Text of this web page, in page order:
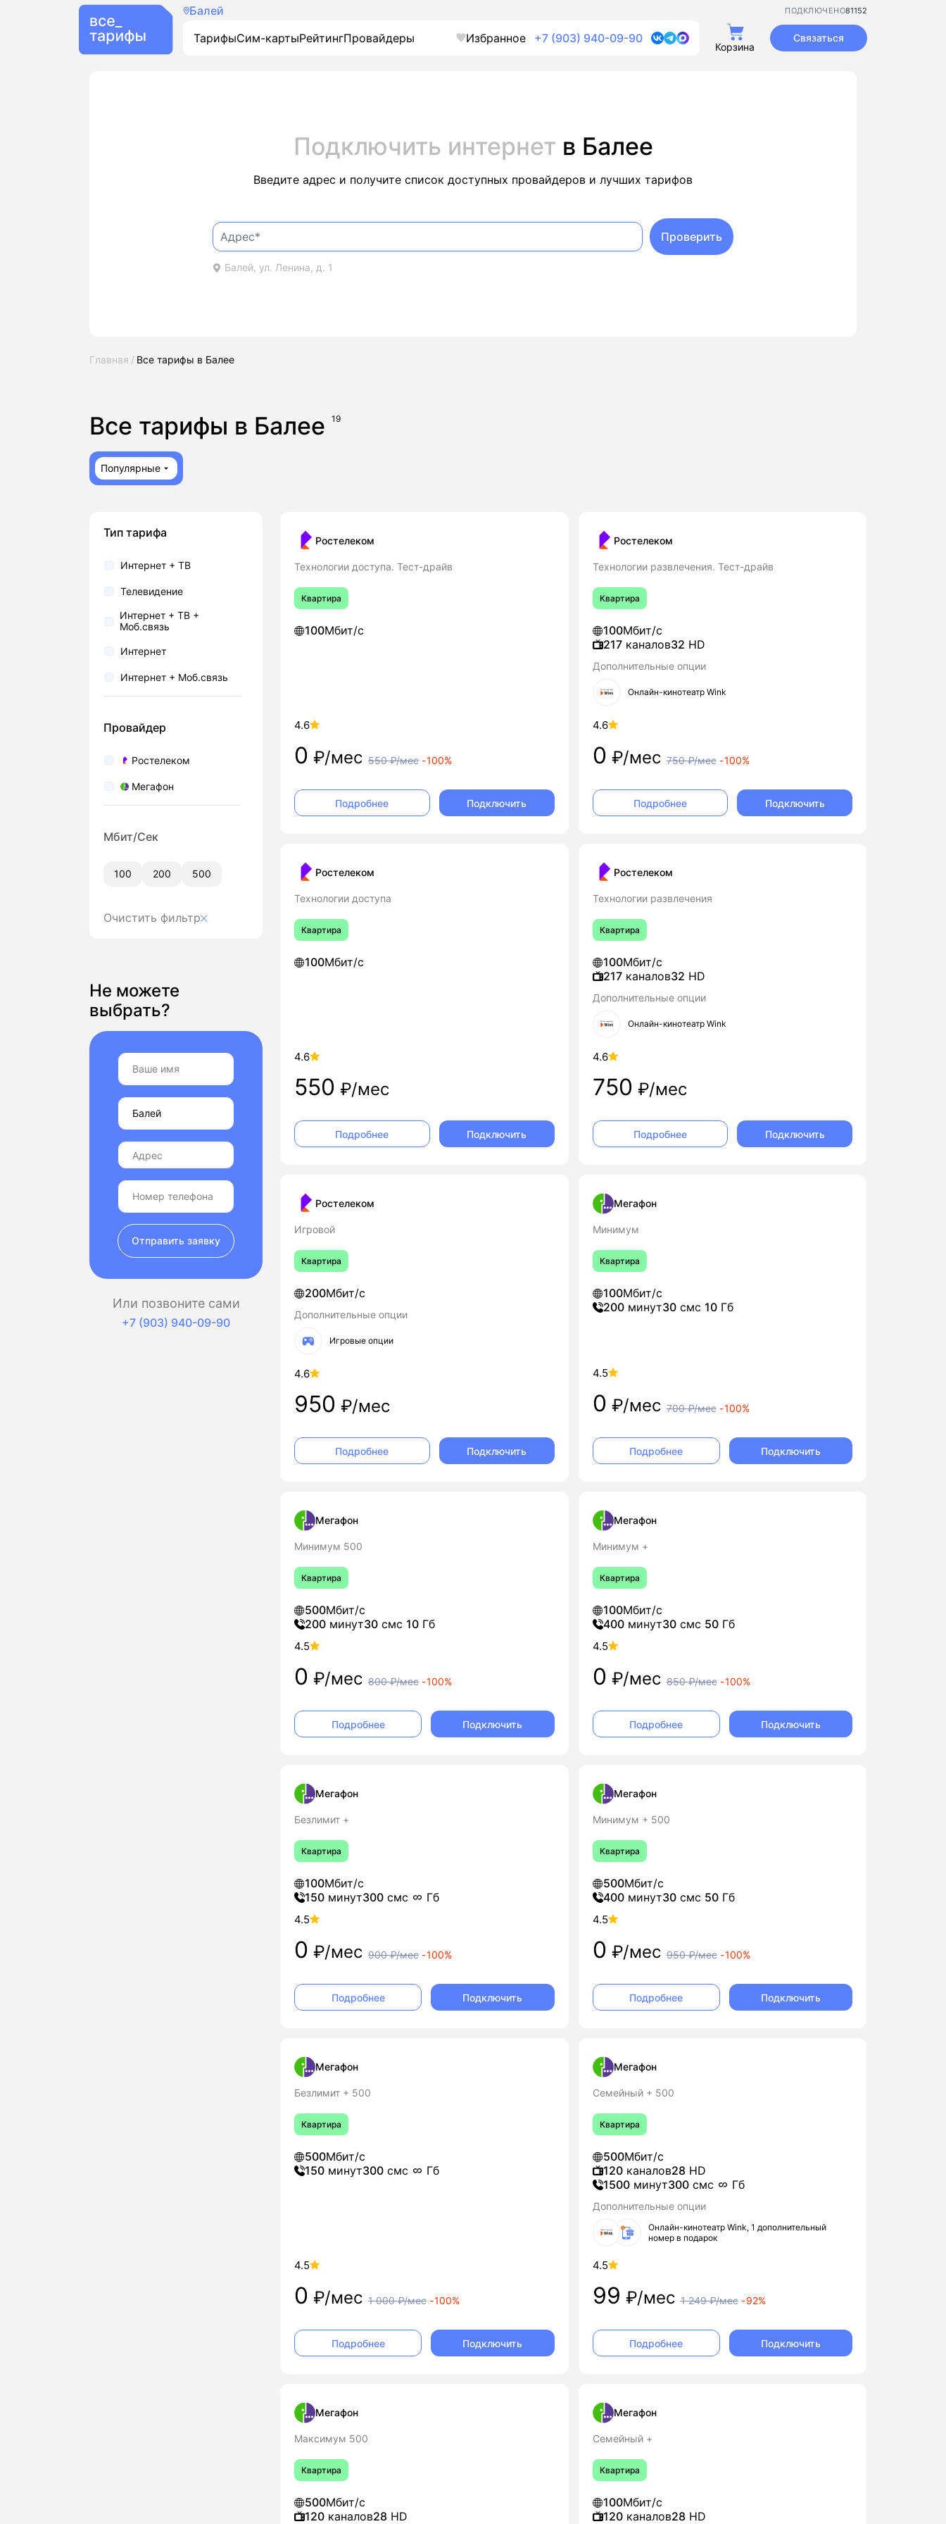
Балей 81152
ПОДКЛЮЧЕНО
ТарифыСим-картыРейтингПровайдеры Избранное +7 (903) 940-09-90
Корзина
Связаться
Подключить интернет в Балее
Введите адрес и получите список доступных провайдеров и лучших тарифов
Балей, ул. Ленина, д. 1
Проверить
Главная Все тарифы в Балее
Все тарифы в Балее 19
Популярные
Тип тарифа
Интернет + ТВ
Телевидение
Интернет + ТВ +
Моб.связь
Интернет
Интернет + Моб.связь
Провайдер
Ростелеком
Мегафон
Мбит/Сек
100 200 500
Очистить фильтр
Не можете
выбрать?
Отправить заявку
Или позвоните сами
+7 (903) 940-09-90
Ростелеком
Технологии доступа. Тест-драйв
Квартира
100Мбит/с
4.6
0 ₽/мес 550₽/мес -100%
Подробнее Подключить
Ростелеком
Технологии развлечения. Тест-драйв
Квартира
100Мбит/с
217каналов32 HD
Дополнительные опции
Онлайн-кинотеатр Wink
4.6
0 ₽/мес 750₽/мес -100%
Подробнее Подключить
Ростелеком
Технологии доступа
Квартира
100Мбит/с
4.6
550 ₽/мес
Подробнее Подключить
Ростелеком
Технологии развлечения
Квартира
100Мбит/с
217каналов32 HD
Дополнительные опции
Онлайн-кинотеатр Wink
4.6
750 ₽/мес
Подробнее Подключить
Ростелеком
Игровой
Квартира
200Мбит/с
Дополнительные опции
Игровые опции
4.6
950 ₽/мес
Подробнее Подключить
Мегафон
Минимум
Квартира
100Мбит/с
200 минут30 смс 10 Гб
4.5
0 ₽/мес 700₽/мес -100%
Подробнее Подключить
Мегафон
Минимум 500
Квартира
500Мбит/с
200 минут30 смс 10 Гб
4.5
0 ₽/мес 800₽/мес -100%
Подробнее Подключить
Мегафон
Минимум +
Квартира
100Мбит/с
400 минут30 смс 50 Гб
4.5
0 ₽/мес 850₽/мес -100%
Подробнее Подключить
Мегафон
Безлимит +
Квартира
100Мбит/с
150 минут300 смс Гб
4.5
0 ₽/мес 900₽/мес -100%
Подробнее Подключить
Мегафон
Минимум + 500
Квартира
500Мбит/с
400 минут30 смс 50 Гб
4.5
0 ₽/мес 950₽/мес -100%
Подробнее Подключить
Мегафон
Безлимит + 500
Квартира
500Мбит/с
150 минут300 смс Гб
4.5
0 ₽/мес 1 000₽/мес -100%
Подробнее Подключить
Мегафон
Семейный + 500
Квартира
500Мбит/с
120каналов28HD
1500 минут300 смс Гб
Дополнительные опции
Онлайн-кинотеатр Wink, 1 дополнительный
номер в подарок
4.5
99 ₽/мес 1 249₽/мес -92%
Подробнее Подключить
Мегафон
Максимум 500
Квартира
500Мбит/с
120 каналов28 HD
Мегафон
Семейный +
Квартира
100Мбит/с
120каналов28HD